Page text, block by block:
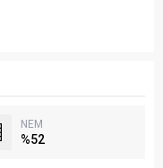
NEM
%52